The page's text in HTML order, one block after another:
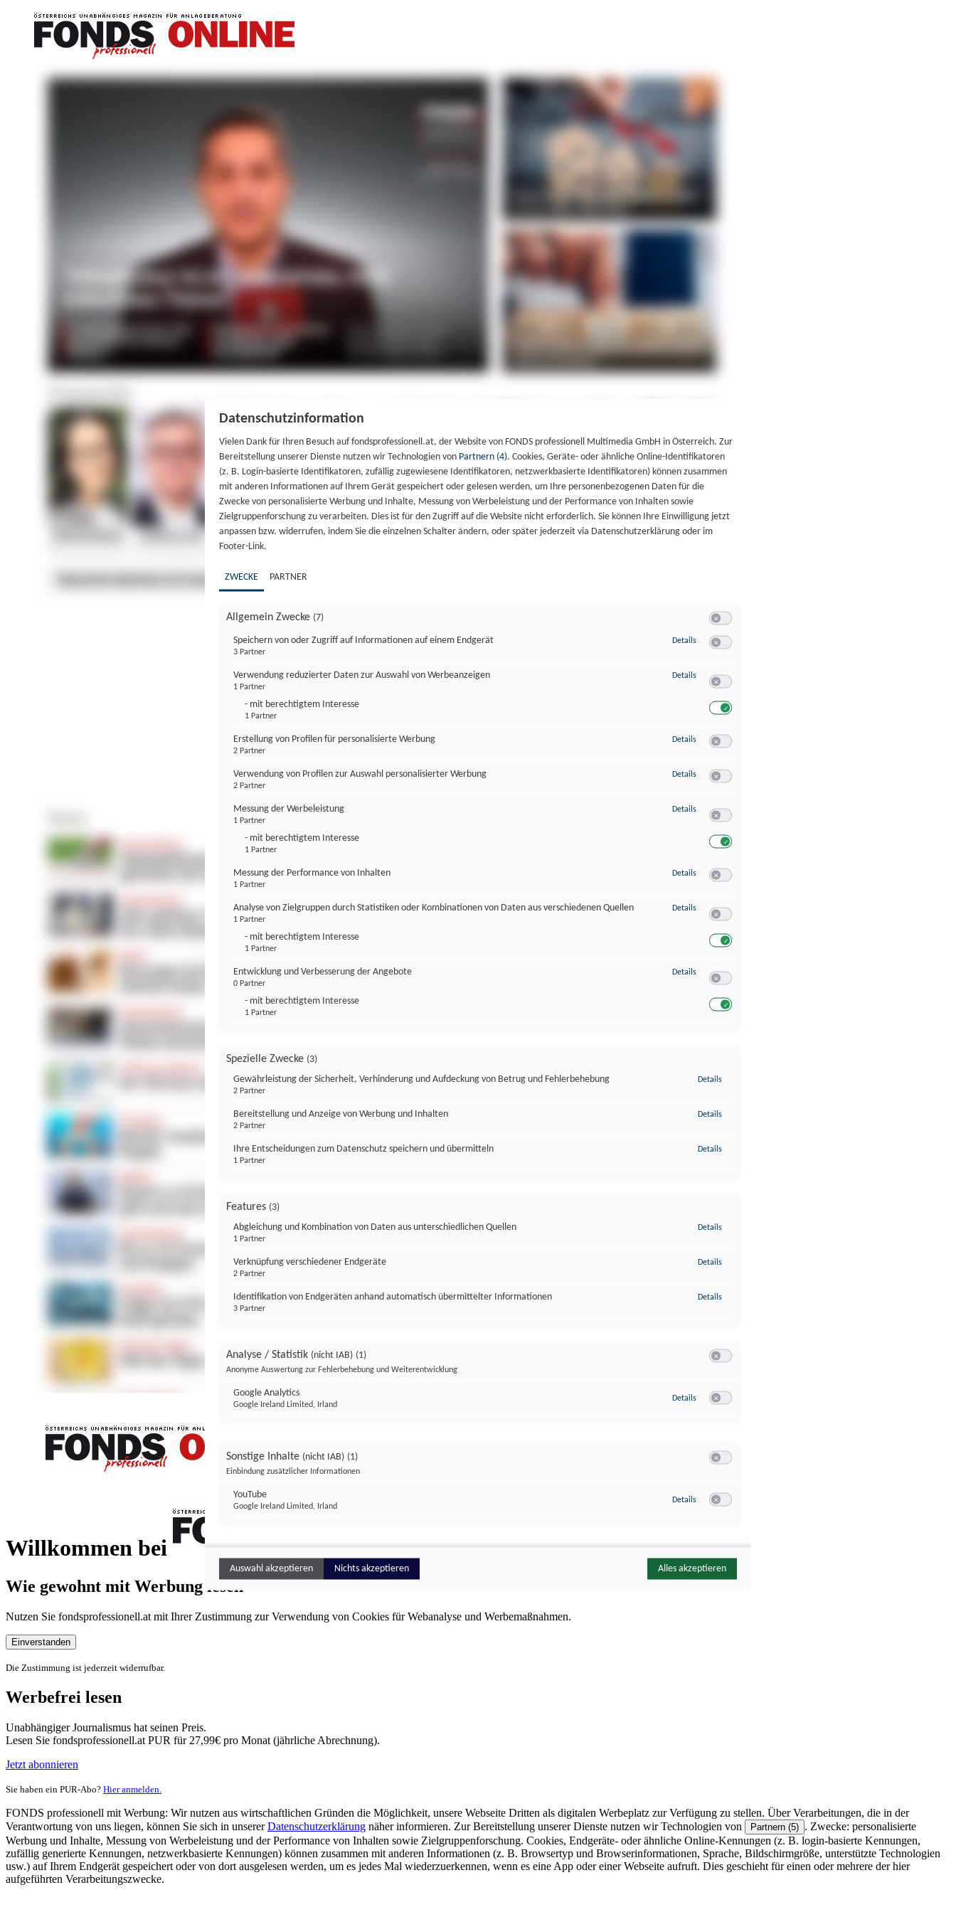
Willkommen bei
FONDS professionell
Wie gewohnt mit Werbung lesen
Nutzen Sie fondsprofessionell.at mit Ihrer Zustimmung zur Verwendung von Cookies für Webanalyse und Werbemaßnahmen.
Einverstanden
Die Zustimmung ist jederzeit widerrufbar.
Werbefrei lesen
Unabhängiger Journalismus hat seinen Preis.
Lesen Sie fondsprofessionell.at PUR für 27,99€ pro Monat (jährliche Abrechnung).
Jetzt abonnieren
Sie haben ein PUR-Abo? Hier anmelden.
FONDS professionell mit Werbung: Wir nutzen aus wirtschaftlichen Gründen die Möglichkeit, unsere Webseite Dritten als digitalen Werbeplatz zur Verfügung zu stellen. Über Verarbeitungen, die in der
Verantwortung von uns liegen, können Sie sich in unsererDatenschutzerklärung näher informieren. Zur Bereitstellung unserer Dienste nutzen wir Technologien von Partnern (5) . Zwecke: personalisierte
Werbung und Inhalte, Messung von Werbeleistung und der Performance von Inhalten sowie Zielgruppenforschung. Cookies, Endgeräte- oder ähnliche Online-Kennungen (z. B. login-basierte Kennungen,
zufällig generierte Kennungen, netzwerkbasierte Kennungen) können zusammen mit anderen Informationen (z. B. Browsertyp und Browserinformationen, Sprache, Bildschirmgröße, unterstützte Technologien
usw.) auf Ihrem Endgerät gespeichert oder von dort ausgelesen werden, um es jedes Mal wiederzuerkennen, wenn es eine App oder einer Webseite aufruft. Dies geschieht für einen oder mehrere der hier
aufgeführten Verarbeitungszwecke.
Datenschutzinformation
Vielen Dank für Ihren Besuch auf fondsprofessionell.at, der Website von FONDS professionell Multimedia GmbH in Österreich. Zur
Bereitstellung unserer Dienste nutzen wir Technologien von Partnern (4). Cookies, Geräte- oder ähnliche Online-Identifikatoren
(z. B. Login-basierte Identifikatoren, zufällig zugewiesene Identifikatoren, netzwerkbasierte Identifikatoren) können zusammen
mit anderen Informationen auf Ihrem Gerät gespeichert oder gelesen werden, um Ihre personenbezogenen Daten für die
Zwecke von personalisierte Werbung und Inhalte, Messung von Werbeleistung und der Performance von Inhalten sowie
Zielgruppenforschung zu verarbeiten. Dies ist für den Zugriff auf die Website nicht erforderlich. Sie können Ihre Einwilligung jetzt
anpassen bzw. widerrufen, indem Sie die einzelnen Schalter ändern, oder später jederzeit via Datenschutzerklärung oder im
Footer-Link.
ZWECKE PARTNER
Allgemein Zwecke (7)
Speichern von oder Zugriff auf Informationen auf einem Endgerät
3 Partner
Details zu Speichern von oder Zugriff auf Informationen auf einem Endgerät
Verwendung reduzierter Daten zur Auswahl von Werbeanzeigen
1 Partner
- mit berechtigtem Interesse
1 Partner
Details zu Verwendung reduzierter Daten zur Auswahl von Werbeanzeigen
Erstellung von Profilen für personalisierte Werbung
2 Partner
Details zu Erstellung von Profilen für personalisierte Werbung
Verwendung von Profilen zur Auswahl personalisierter Werbung
2 Partner
Details zu Verwendung von Profilen zur Auswahl personalisierter Werbung
Messung der Werbeleistung
1 Partner
- mit berechtigtem Interesse
1 Partner
Details zu Messung der Werbeleistung
Messung der Performance von Inhalten
1 Partner
Details zu Messung der Performance von Inhalten
Analyse von Zielgruppen durch Statistiken oder Kombinationen von Daten aus verschiedenen Quellen
1 Partner
- mit berechtigtem Interesse
1 Partner
Details zu Analyse von Zielgruppen durch Statistiken oder Kombinationen von
Entwicklung und Verbesserung der Angebote
0 Partner
- mit berechtigtem Interesse
1 Partner
Details zu Entwicklung und Verbesserung der Angebote
Spezielle Zwecke (3)
Gewährleistung der Sicherheit, Verhinderung und Aufdeckung von Betrug und Fehlerbehebung
2 Partner
Details
Bereitstellung und Anzeige von Werbung und Inhalten
2 Partner
Details
Ihre Entscheidungen zum Datenschutz speichern und übermitteln
1 Partner
Details
Features (3)
Abgleichung und Kombination von Daten aus unterschiedlichen Quellen
1 Partner
Details
Verknüpfung verschiedener Endgeräte
2 Partner
Details
Identifikation von Endgeräten anhand automatisch übermittelter Informationen
3 Partner
Details
Analyse / Statistik (nicht IAB) (1)
Anonyme Auswertung zur Fehlerbehebung und Weiterentwicklung
Google Analytics
Google Ireland Limited, Irland
Details zu Google Analytics
Sonstige Inhalte (nicht IAB) (1)
Einbindung zusätzlicher Informationen
YouTube
Google Ireland Limited, Irland
Details zu YouTube
Auswahl akzeptieren Nichts akzeptieren Alles akzeptieren